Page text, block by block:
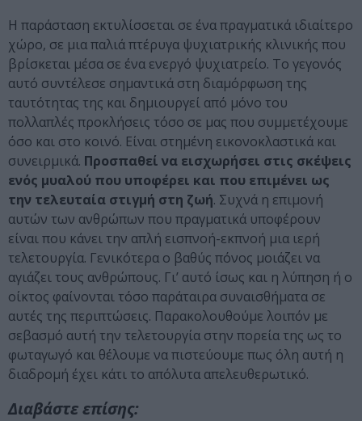
Η παράσταση εκτυλίσσεται σε ένα πραγματικά ιδιαίτερο
χώρο, σε μια παλιά πτέρυγα ψυχιατρικής κλινικής που
βρίσκεται μέσα σε ένα ενεργό ψυχιατρείο. Το γεγονός
αυτό συντέλεσε σημαντικά στη διαμόρφωση της
ταυτότητας της και δημιουργεί από μόνο του
πολλαπλές προκλήσεις τόσο σε μας που συμμετέχουμε
όσο και στο κοινό. Είναι στημένη εικονοκλαστικά και
συνειρμικά. Προσπαθεί να εισχωρήσει στις σκέψεις
ενός μυαλού που υποφέρει και που επιμένει ως
την τελευταία στιγμή στη ζωή. Συχνά η επιμονή
αυτών των ανθρώπων που πραγματικά υποφέρουν
είναι που κάνει την απλή εισπνοή-εκπνοή μια ιερή
τελετουργία. Γενικότερα ο βαθύς πόνος μοιάζει να
αγιάζει τους ανθρώπους. Γι’ αυτό ίσως και η λύπηση ή ο
οίκτος φαίνονται τόσο παράταιρα συναισθήματα σε
αυτές της περιπτώσεις. Παρακολουθούμε λοιπόν με
σεβασμό αυτή την τελετουργία στην πορεία της ως το
φωταγωγό και θέλουμε να πιστεύουμε πως όλη αυτή η
διαδρομή έχει κάτι το απόλυτα απελευθερωτικό.
Διαβάστε επίσης: